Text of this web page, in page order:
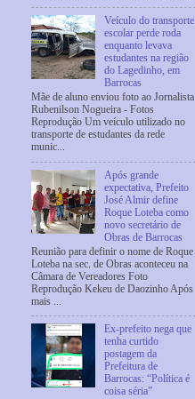
Veículo do transporte
escolar perde roda
enquanto levava
estudantes na região
do Lagedinho, em
Barrocas
Mãe de aluno enviou foto ao Jornalista
Rubenilson Nogueira - Fotos
Reprodução Um veículo utilizado no
transporte de estudantes da rede
munic...
Após grande
expectativa, Prefeito
José Almir define
Roque Loteba como
novo secretário de
Obras de Barrocas
Reunião para definir o nome de Roque
Loteba na sec. de Obras aconteceu na
Câmara de Vereadores Foto
Reprodução Kekeu de Daozinho Após
mais ...
Ex-prefeito nega que
tenha curtido
postagem da
Prefeitura de
Barrocas: “Política é
coisa séria”